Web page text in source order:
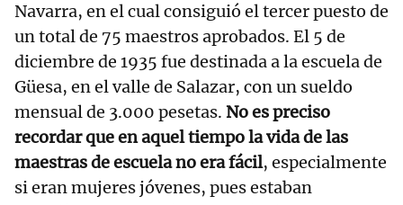
Navarra, en el cual consiguió el tercer puesto de
un total de 75 maestros aprobados. El 5 de
diciembre de 1935 fue destinada a la escuela de
Güesa, en el valle de Salazar, con un sueldo
mensual de 3.000 pesetas. No es preciso
recordar que en aquel tiempo la vida de las
maestras de escuela no era fácil, especialmente
si eran mujeres jóvenes, pues estaban